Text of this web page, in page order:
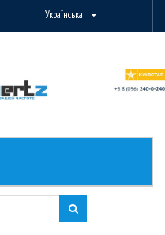
Українська